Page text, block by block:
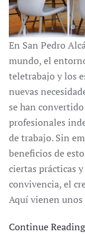
En San Pedro
mundo, el
teletrabajo y los
nuevas
se han
profesionales
de trabajo. Sin
beneficios de
ciertas prácticas
convivencia, el
Aquí vienen unos
Continue Reading